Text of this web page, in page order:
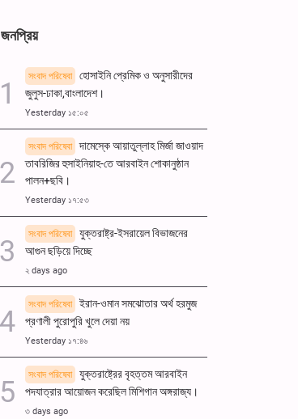
জনপ্রিয়
সংবাদ পরিষেবা
হোসাইনি প্রেমিক ও অনুসারীদের
জুলুস-ঢাকা,বাংলাদেশ।
Yesterday ১৫:০৫
সংবাদ পরিষেবা
দামেস্কে আয়াতুল্লাহ মির্জা জাওয়াদ
তাবরিজির হুসাইনিয়াহ-তে আরবাইন শোকানুষ্ঠান
পালন+ছবি।
Yesterday ১৭:৫৩
সংবাদ পরিষেবা
যুক্তরাষ্ট্র-ইসরায়েল বিভাজনের
আগুন ছড়িয়ে দিচ্ছে
২ days ago
সংবাদ পরিষেবা
ইরান-ওমান সমঝোতার অর্থ হরমুজ
প্রণালী পুরোপুরি খুলে দেয়া নয়
Yesterday ১৭:৪৬
সংবাদ পরিষেবা
যুক্তরাষ্ট্রের বৃহত্তম আরবাইন
পদযাত্রার আয়োজন করেছিল মিশিগান অঙ্গরাজ্য।
৩ days ago